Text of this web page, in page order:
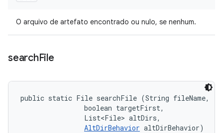
O arquivo de artefato encontrado ou nulo, se nenhum.
searchFile
public static File searchFile (String fileName,
                boolean targetFirst,
                List<File> altDirs,
AltDirBehavior altDirBehavior)